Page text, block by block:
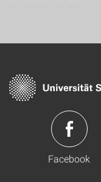
Facebook